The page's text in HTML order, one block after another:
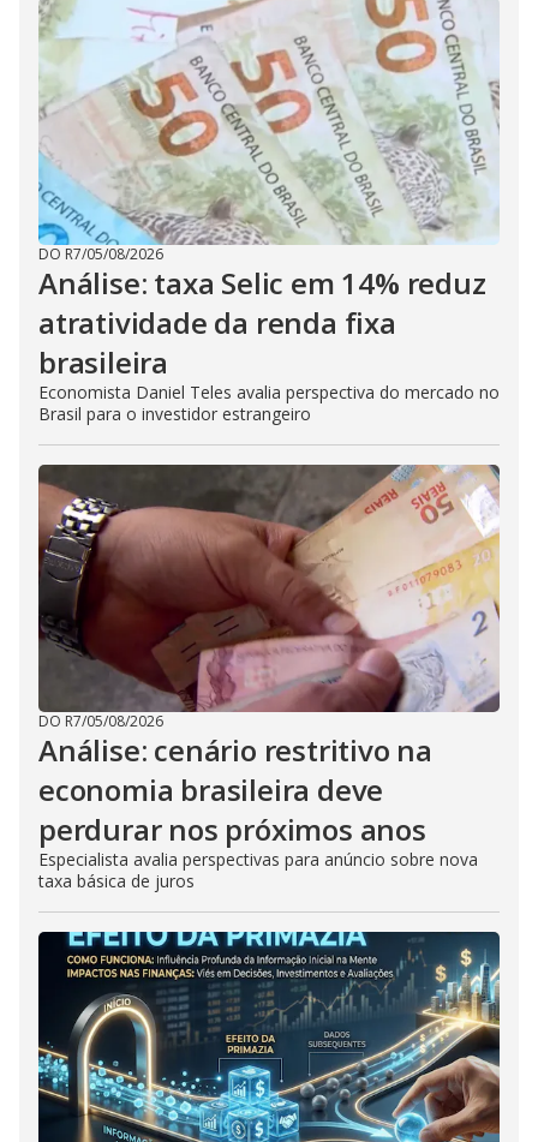
DO R7/05/08/2026
Análise: taxa Selic em 14% reduz
atratividade da renda fixa
brasileira
Economista Daniel Teles avalia perspectiva do mercado no
Brasil para o investidor estrangeiro
DO R7/05/08/2026
Análise: cenário restritivo na
economia brasileira deve
perdurar nos próximos anos
Especialista avalia perspectivas para anúncio sobre nova
taxa básica de juros